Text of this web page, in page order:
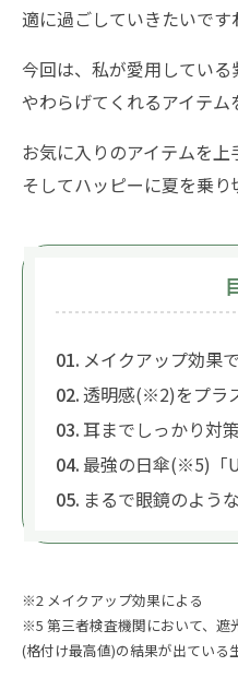
適に過ごしていきたいです
今回は、私が愛用してい
やわらげてくれるアイテ
お気に入りのアイテムを上
そしてハッピーに夏を乗り
メイクアップ効果
透明感(※2)をプラ
耳までしっかり対
最強の日傘(※5)「
まるで眼鏡のよう
※2 メイクアップ効果による
※5 第三者検査機関において、遮
(格付け最高値)の結果が出ている